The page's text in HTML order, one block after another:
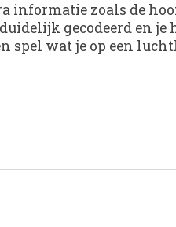
informatie zoals de
gecodeerd en
spel wat je op een